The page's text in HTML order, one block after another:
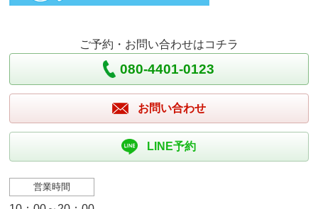
ご予約・お問い合わせはコチラ
080-4401-0123
お問い合わせ
LINE予約
営業時間